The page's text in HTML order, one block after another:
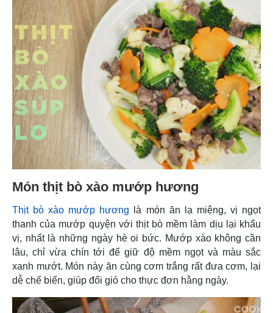
Món thịt bò xào mướp hương
Thịt bò xào mướp hương là món ăn lạ miệng, vị ngọt
thanh của mướp quyện với thịt bò mềm làm dịu lại khẩu
vị, nhất là những ngày hè oi bức. Mướp xào không cần
lâu, chỉ vừa chín tới để giữ độ mềm ngọt và màu sắc
xanh mướt. Món này ăn cùng cơm trắng rất đưa cơm, lại
dễ chế biến, giúp đổi gió cho thực đơn hằng ngày.